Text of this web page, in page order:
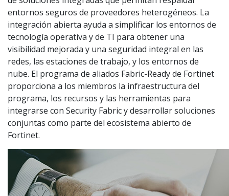
entornos seguros de proveedores heterogéneos. La
integración abierta ayuda a simplificar los entornos de
tecnología operativa y de TI para obtener una
visibilidad mejorada y una seguridad integral en las
redes, las estaciones de trabajo, y los entornos de
nube. El programa de aliados Fabric-Ready de Fortinet
proporciona a los miembros la infraestructura del
programa, los recursos y las herramientas para
integrarse con Security Fabric y desarrollar soluciones
conjuntas como parte del ecosistema abierto de
Fortinet.